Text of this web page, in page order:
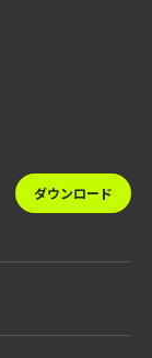
ダウンロード